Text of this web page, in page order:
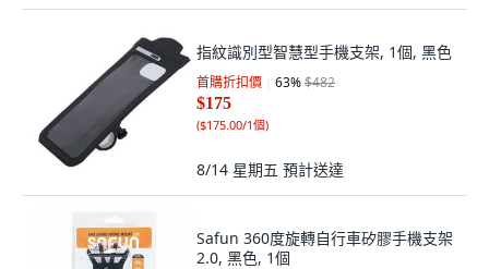
指紋識別型智慧型手機支架, 1個, 黑色
首購折扣價 63%$482
$175
($175.00/1個)
8/14 星期五 預計送達
Safun 360度旋轉自行車矽膠手機支架
2.0, 黑色, 1個